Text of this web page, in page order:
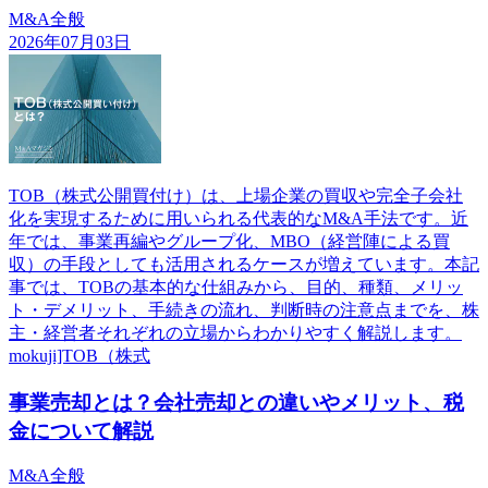
M&A全般
2026年07月03日
TOB（株式公開買付け）は、上場企業の買収や完全子会社
化を実現するために用いられる代表的なM&A手法です。近
年では、事業再編やグループ化、MBO（経営陣による買
収）の手段としても活用されるケースが増えています。本記
事では、TOBの基本的な仕組みから、目的、種類、メリッ
ト・デメリット、手続きの流れ、判断時の注意点までを、株
主・経営者それぞれの立場からわかりやすく解説します。
mokuji]TOB（株式
事業売却とは？会社売却との違いやメリット、税
金について解説
M&A全般